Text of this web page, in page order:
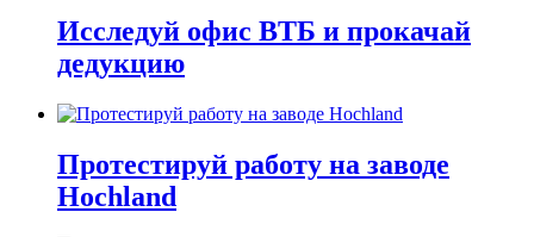
Исследуй офис ВТБ и прокачай
дедукцию
Протестируй работу на заводе
Hochland